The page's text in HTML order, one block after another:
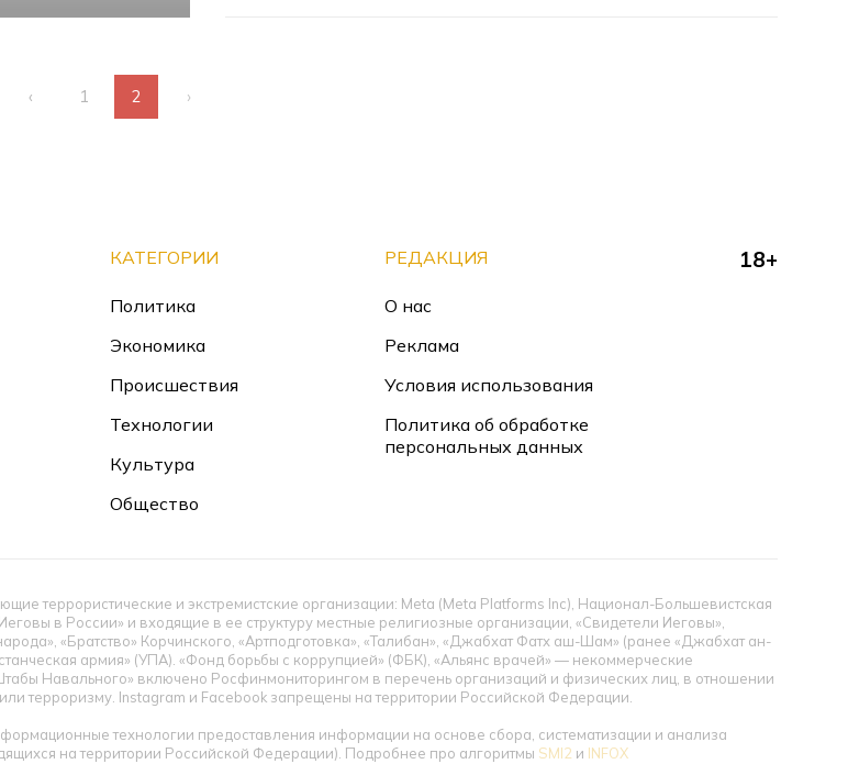
‹ 1 2 ›
КАТЕГОРИИ
Политика
Экономика
Происшествия
Технологии
Культура
Общество
РЕДАКЦИЯ
О нас
Реклама
Условия использования
Политика об обработке
персональных данных
18+
террористические и экстремистские организации: Meta (Meta Platforms Inc), Национал-Большевистская
в России» и входящие в ее структуру местные религиозные организации, «Свидетели Иеговы»,
«Братство» Корчинского, «Артподготовка», «Талибан», «Джабхат Фатх аш-Шам» (ранее «Джабхат ан-
армия» (УПА). «Фонд борьбы с коррупцией» (ФБК), «Альянс врачей» — некоммерческие
Навального» включено Росфинмониторингом в перечень организаций и физических лиц, в отношении
терроризму. Instagram и Facebook запрещены на территории Российской Федерации.
технологии предоставления информации на основе сбора, систематизации и анализа
на территории Российской Федерации). Подробнее про алгоритмы SMI2 и INFOX